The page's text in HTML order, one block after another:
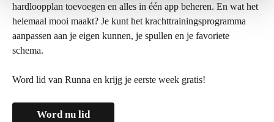
hardloopplan toevoegen en alles in één app beheren. En wat het
helemaal mooi maakt? Je kunt het krachttrainingsprogramma
aanpassen aan je eigen kunnen, je spullen en je favoriete
schema.
Word lid van Runna en krijg je eerste week gratis!
Word nu lid